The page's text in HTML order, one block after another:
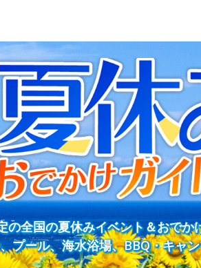
の全国の夏休みイベント＆おで
プール、海水浴場、BBQ・キャ